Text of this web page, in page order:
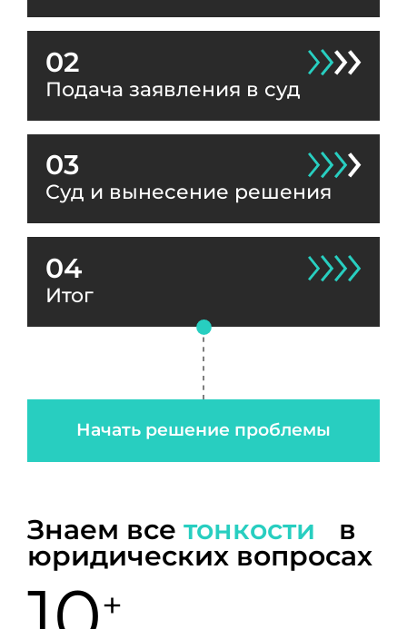
02
Подача заявления в суд
03
Суд и вынесение решения
04
Итог
Начать решение проблемы
Знаем все тонкости в
юридических вопросах
+